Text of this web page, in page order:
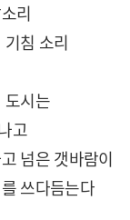
리
침 소리
도시는
고
넘은 갯바람이
쓰다듬는다